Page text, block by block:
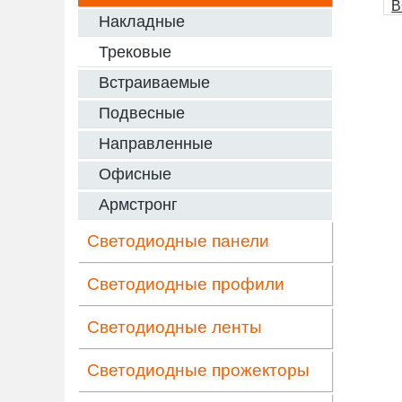
Накладные
Трековые
Встраиваемые
Подвесные
Направленные
Офисные
Армстронг
Светодиодные панели
Светодиодные профили
Светодиодные ленты
Светодиодные прожекторы